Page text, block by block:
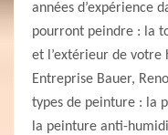
années d’expérience
pourront peindre : la
et l’extérieur de
Entreprise Bauer,
types de peinture : la
la peinture anti-